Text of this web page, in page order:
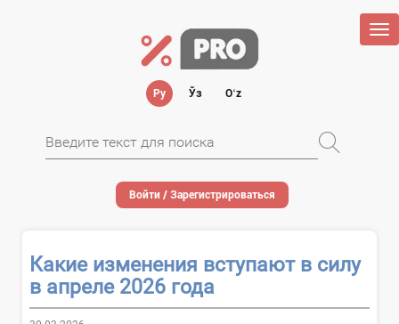
Ру Ўз Oʻz
Войти / Зарегистрироваться
Какие изменения вступают в силу
в апреле 2026 года